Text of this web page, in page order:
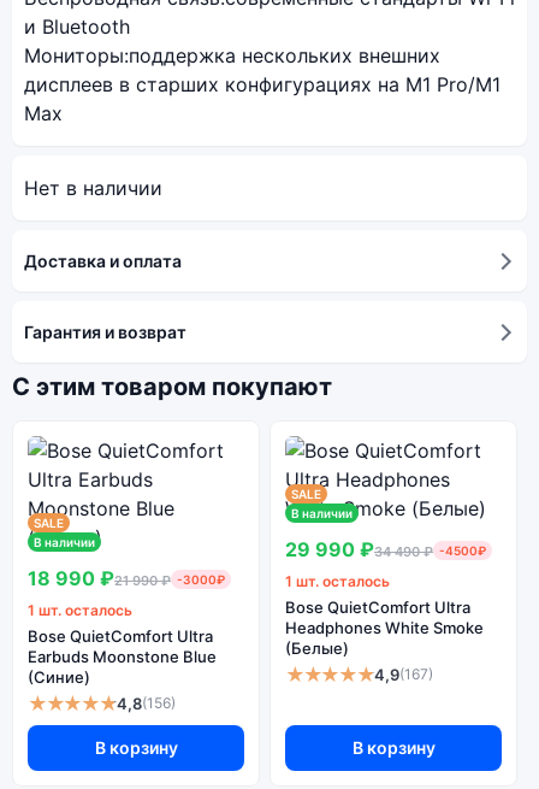
и Bluetooth
Мониторы:поддержка нескольких внешних
дисплеев в старших конфигурациях на M1 Pro/M1
Max
Нет в наличии
Доставка и оплата
Гарантия и возврат
С этим товаром покупают
SALE
В наличии
18 990 ₽21 990 ₽ -3000₽
1 шт. осталось
Bose QuietComfort Ultra
Earbuds Moonstone Blue
(Синие)
★★★★★4,8(156)
В корзину
SALE
В наличии
29 990 ₽34 490 ₽ -4500₽
1 шт. осталось
Bose QuietComfort Ultra
Headphones White Smoke
(Белые)
★★★★★4,9(167)
В корзину